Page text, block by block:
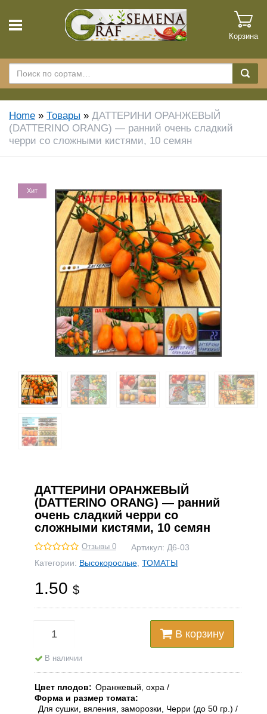
Корзина
Home » Товары » ДАТТЕРИНИ ОРАНЖЕВЫЙ
(DATTERINO ORANG) — ранний очень сладкий
черри со сложными кистями, 10 семян
Хит
ДАТТЕРИНИ ОРАНЖЕВЫЙ
(DATTERINO ORANG) — ранний
очень сладкий черри со
сложными кистями, 10 семян
Отзывы 0 Артикул: Д6-03
Категории: Высокорослые ТОМАТЫ
1.50 $
В корзину
В наличии
Цвет плодов
Оранжевый, охра
Форма и размер томата
Для сушки, вяления, заморозки, Черри (до 50 гр.)